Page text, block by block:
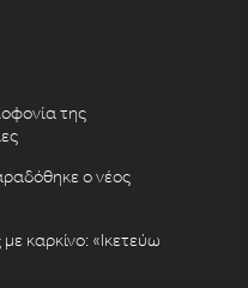
της
ο νέος
καρκίνο: «Ικετεύω